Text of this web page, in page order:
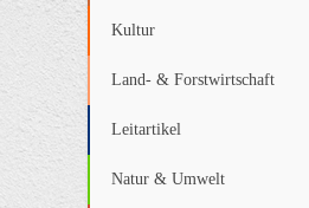
Kultur
Land- & Forstwirtschaft
Leitartikel
Natur & Umwelt